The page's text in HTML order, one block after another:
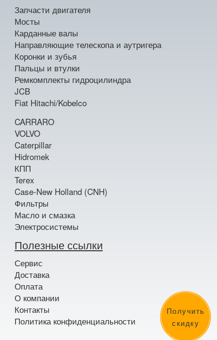
Получить
скидку
Запчасти двигателя
Мосты
Карданные валы
Направляющие телескопа и аутригера
Коронки и зубья
Пальцы и втулки
Ремкомплекты гидроцилиндра
JCB
Fiat Hitachi/Kobelco
CARRARO
VOLVO
Caterpillar
Hidromek
КПП
Terex
Case-New Holland (CNH)
Фильтры
Масло и смазка
Электросистемы
Полезные ссылки
Сервис
Доставка
Оплата
О компании
Контакты
Политика конфиденциальности